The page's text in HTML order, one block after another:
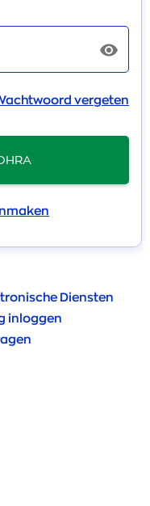
vergeten
Diensten
inloggen